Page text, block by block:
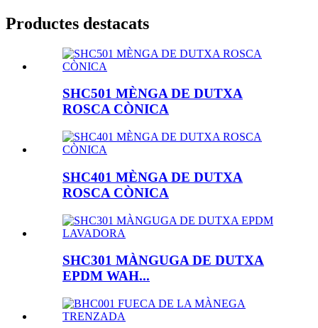
Productes destacats
SHC501 MÈNGA DE DUTXA
ROSCA CÒNICA
SHC401 MÈNGA DE DUTXA
ROSCA CÒNICA
SHC301 MÀNGUGA DE DUTXA
EPDM WAH...